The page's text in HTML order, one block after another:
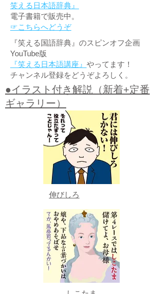
笑える日本語辞典』
電子書籍で販売中。
☞こちらへどうぞ
『笑える国語辞典』のスピンオフ企画
YouTube版
『笑える日本語講座』 やってます！
チャンネル登録をどうぞよろしく。
●イラスト付き解説（新着+定番
ギャラリー）
伸びしろ